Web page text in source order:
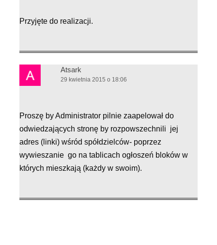
Przyjęte do realizacji.
Atsark
29 kwietnia 2015 o 18:06
Proszę by Administrator pilnie zaapelował do
odwiedzających stronę by rozpowszechnili jej
adres (linki) wśród spółdzielców- poprzez
wywieszanie go na tablicach ogłoszeń bloków w
których mieszkają (każdy w swoim).